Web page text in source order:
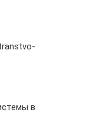
в